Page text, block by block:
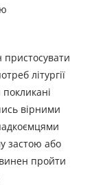
літургії
вірними
застою або
пройти